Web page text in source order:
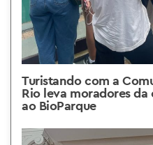
Turistando com a
Rio leva moradores
ao BioParque